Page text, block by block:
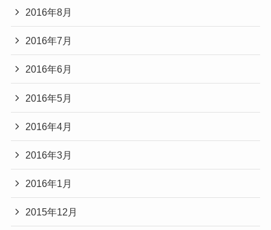
2016年8月
2016年7月
2016年6月
2016年5月
2016年4月
2016年3月
2016年1月
2015年12月